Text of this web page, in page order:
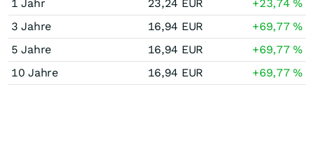
1 Jahr
23,24 EUR +23,74%
3 Jahre
16,94 EUR +69,77%
5 Jahre
16,94 EUR +69,77%
10 Jahre
16,94 EUR +69,77%